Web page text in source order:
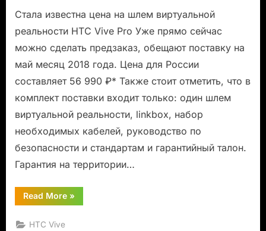
Стала известна цена на шлем виртуальной
реальности HTC Vive Pro Уже прямо сейчас
можно сделать предзаказ, обещают поставку на
май месяц 2018 года. Цена для России
составляет 56 990 ₽* Также стоит отметить, что в
комплект поставки входит только: один шлем
виртуальной реальности, linkbox, набор
необходимых кабелей, руководство по
безопасности и стандартам и гарантийный талон.
Гарантия на территории…
Read More“HTC
Vive
»
HTC Vive